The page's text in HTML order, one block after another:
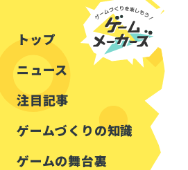
トップ
ニュース
注目記事
ゲームづくりの知識
ゲームの舞台裏